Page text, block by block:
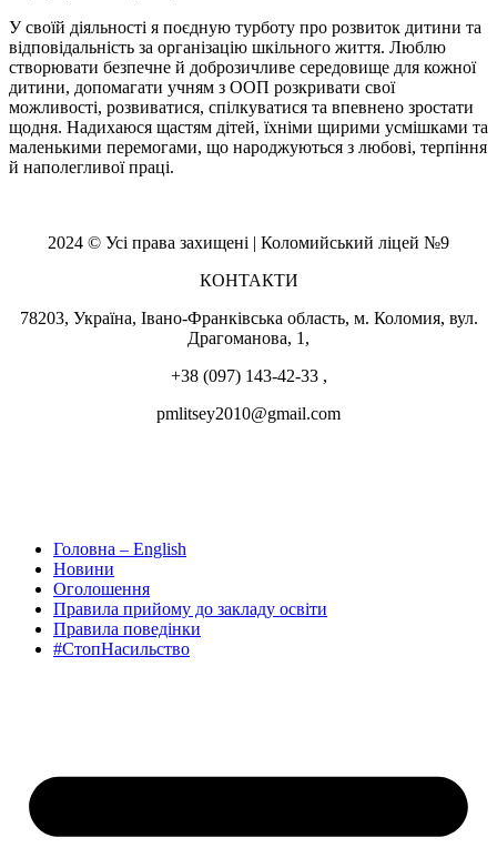
У своїй діяльності я поєдную турботу про розвиток дитини та
відповідальність за організацію шкільного життя. Люблю
створювати безпечне й доброзичливе середовище для кожної
дитини, допомагати учням з ООП розкривати свої
можливості, розвиватися, спілкуватися та впевнено зростати
щодня. Надихаюся щастям дітей, їхніми щирими усмішками та
маленькими перемогами, що народжуються з любові, терпіння
й наполегливої праці.
2024 © Усі права захищені | Коломийський ліцей №9
КОНТАКТИ
78203, Україна, Івано-Франківська область, м. Коломия, вул.
Драгоманова, 1,
+38 (097) 143-42-33 ,
pmlitsey2010@gmail.com
Головна – English
Новини
Оголошення
Правила прийому до закладу освіти
Правила поведінки
#СтопНасильство